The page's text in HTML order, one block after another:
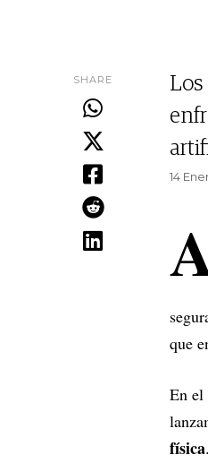
SHARE
Los
14
que
En el
física